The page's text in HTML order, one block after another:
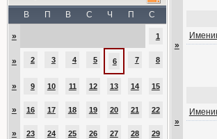
В П В С Ч П С
» 1
» 2 3 4 5 6 7 8
» 9 10 11 12 13 14 15
» 16 17 18 19 20 21 22
» 23 24 25 26 27 28 29
»
»